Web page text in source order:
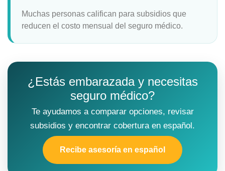
Muchas personas califican para subsidios que
reducen el costo mensual del seguro médico.
¿Estás embarazada y necesitas
seguro médico?
Te ayudamos a comparar opciones, revisar
subsidios y encontrar cobertura en español.
Recibe asesoría en español